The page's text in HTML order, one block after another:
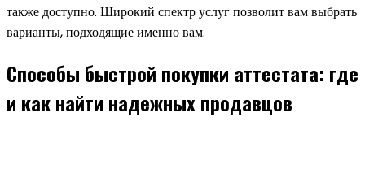
также доступно. Широкий спектр услуг позволит вам выбрать
варианты, подходящие именно вам.
Способы быстрой покупки аттестата: где
и как найти надежных продавцов